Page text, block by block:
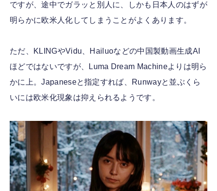
ですが、途中でガラッと別人に、しかも日本人のはずが
明らかに欧米人化してしまうことがよくあります。
ただ、KLINGやVidu、Hailuoなどの中国製動画生成AI
ほどではないですが、Luma Dream Machineよりは明ら
かに上。Japaneseと指定すれば、Runwayと並ぶくら
いには欧米化現象は抑えられるようです。